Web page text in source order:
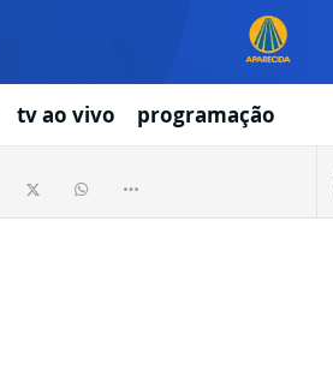
tv ao vivo programação